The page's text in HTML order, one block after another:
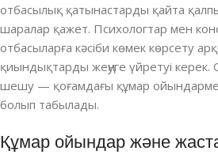
отбасылық қатынастарды қайта
шаралар қажет. Психологтар мен
отбасыларға кәсіби көмек көрсету
қиындықтарды жеңуге үйретуі
шешу — қоғамдағы құмар ойындармен
болып табылады.
Құмар ойындар және